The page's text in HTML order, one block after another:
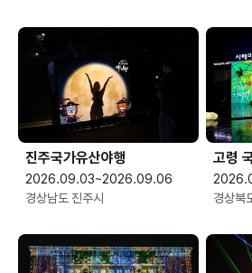
진주국가유산야행
2026.09.03~2026.09.06
경상남도 진주시
고령
경상북